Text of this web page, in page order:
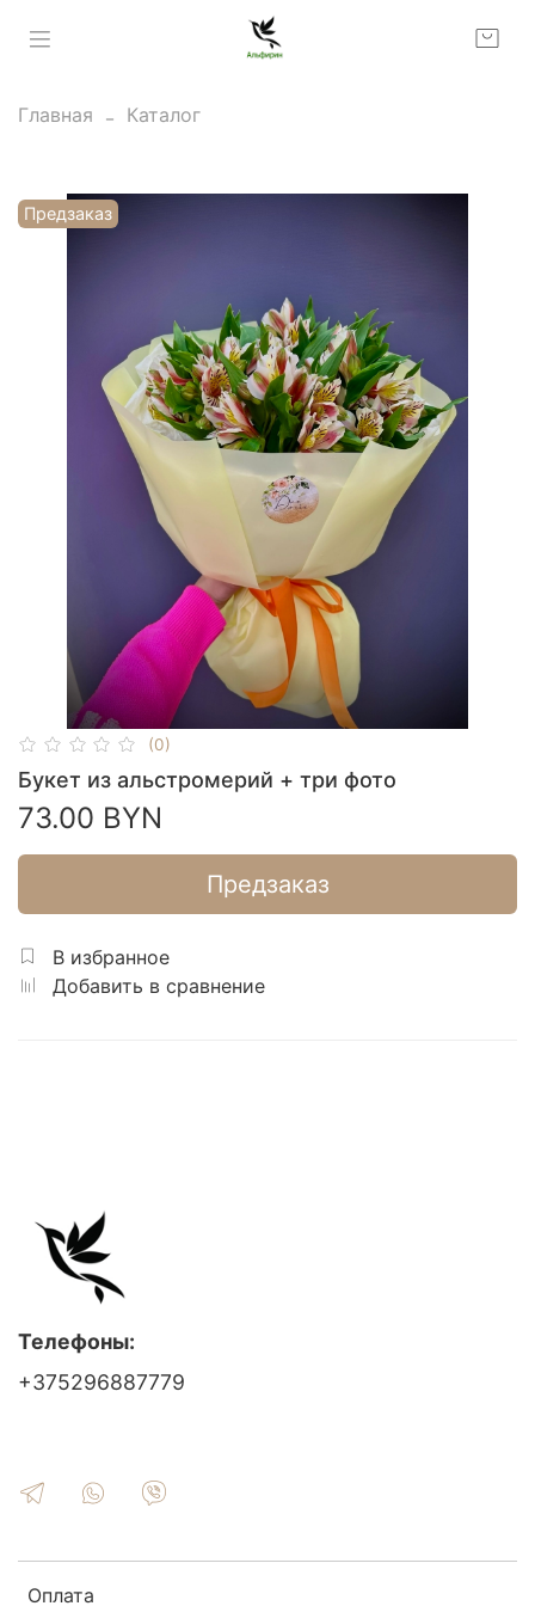
Главная Каталог
Предзаказ
(0)
Букет из альстромерий + три фото
73.00 BYN
Предзаказ
В избранное
Добавить в сравнение
Оплата
Телефоны:
+375296887779